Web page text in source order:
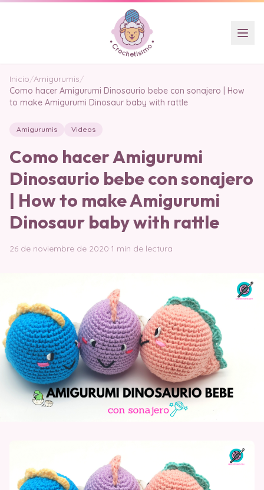
Inicio/Amigurumis/
Como hacer Amigurumi Dinosaurio bebe con sonajero | How
to make Amigurumi Dinosaur baby with rattle
Amigurumis Videos
Como hacer Amigurumi
Dinosaurio bebe con sonajero
| How to make Amigurumi
Dinosaur baby with rattle
26 de noviembre de 2020·1 min de lectura